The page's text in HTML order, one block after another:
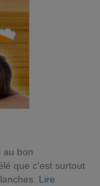
au bon
que c'est surtout
Lire